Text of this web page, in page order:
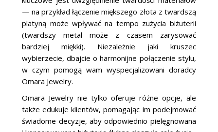
— na przykład łączenie miększego złota z twardszą
platyną może wpływać na tempo zużycia biżuterii
(twardszy metal może z czasem zarysować
bardziej miękki). Niezależnie jaki kruszec
wybierzecie, dbajcie o harmonijne połączenie stylu,
w czym pomogą wam wyspecjalizowani doradcy
Omara Jewelry.
Omara Jewelry nie tylko oferuje różne opcje, ale
także edukuje klientów, pomagając im podejmować
świadome decyzje, aby odpowiednio pielęgnowana